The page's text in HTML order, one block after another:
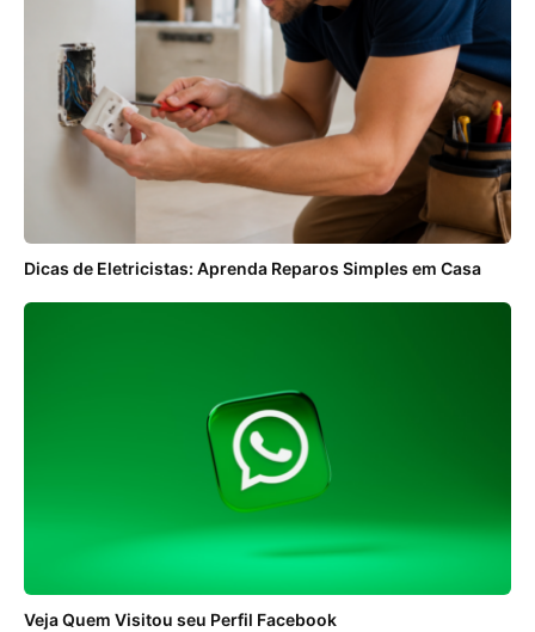
Dicas de Eletricistas: Aprenda Reparos Simples em Casa
Veja Quem Visitou seu Perfil Facebook